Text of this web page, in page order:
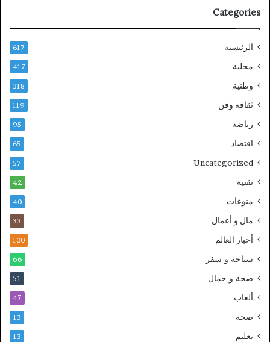
Categories
الرئيسية 617
محلية 417
وطنية 318
ثقافة وفن 119
رياضة 95
اقتصاد 65
Uncategorized
57
تقنية 42
منوعات 40
مال و أعمال 33
أخبار العالم 100
سياحة و سفر 66
صحة و جمال 51
ألعاب 47
صحة 13
تعليم 13